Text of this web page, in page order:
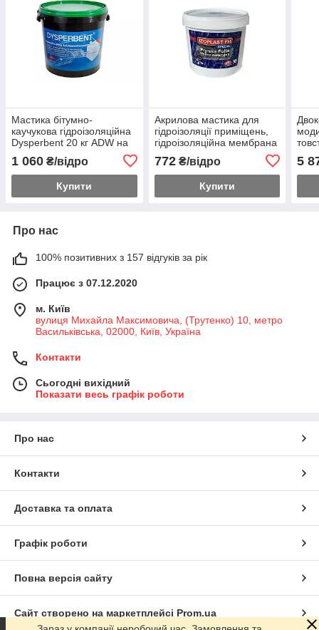
Мастика бітумно-
каучукова гідроізоляційна
Dysperbent 20 кг ADW на
герметизації
1 060 ₴/відро
Купити
Акрилова мастика для
гідроізоляції приміщень,
гідроізоляційна мембрана
ADW
772₴/відро
Купити
W
5
Про нас
100% позитивних з 157 відгуків за рік
Працює з 07.12.2020
м. Київ
вулиця Михайла Максимовича, (Трутенко) 10, метро
Васильківська, 02000, Київ, Україна
Контакти
Сьогодні вихідний
Показати весь графік роботи
Про нас
Контакти
Доставка та оплата
Графік роботи
Повна версія сайту
Сайт створено на маркетплейсі Prom.ua